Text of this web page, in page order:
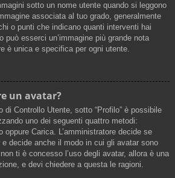
sotto un nome utente quando si leggono
associata al tuo grado, generalmente
o punti che indicano quanti interventi hai
esserci un’immagine più grande nota
è unica e specifica per ogni utente.
un avatar?
di Controllo Utente, sotto “Profilo” è possibile
uno dei seguenti quattro metodi:
oppure Carica. L’amministratore decide se
decide anche il modo in cui gli avatar sono
ti è concesso l’uso degli avatar, allora è una
e devi chiedere a questa le ragioni.